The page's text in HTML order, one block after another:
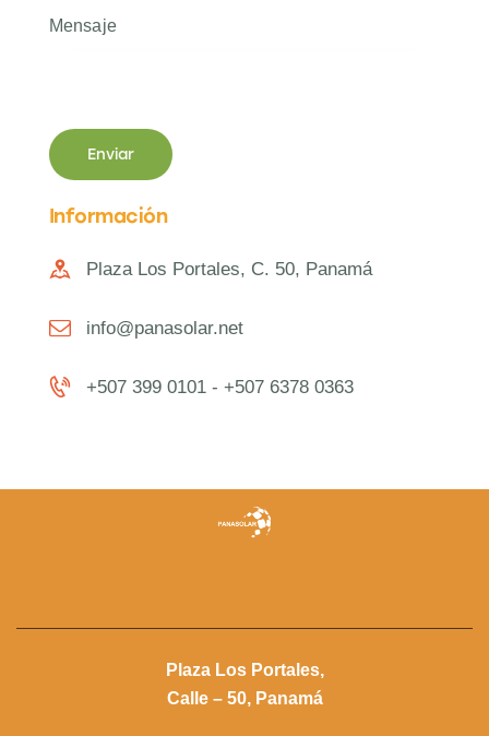
Información
Plaza Los Portales, C. 50, Panamá
info@panasolar.net
+507 399 0101 - +507 6378 0363
Plaza Los Portales,
Calle – 50, Panamá